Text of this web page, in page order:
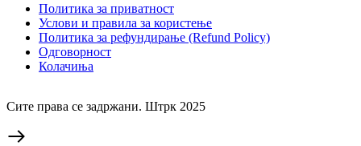
Политика за приватност
Услови и правила за користење
Политика за рефундирање (Refund Policy)
Одговорност
Колачиња
Сите права се задржани. Штрк 2025